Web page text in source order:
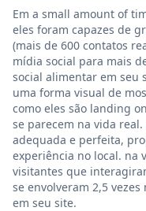
Em a small amount of
eles foram capazes de
(mais de 600 contatos
mídia social para mais
social alimentar em seu
uma forma visual de
como eles são landing
se parecem na vida
adequada e perfeita,
experiência no local. na
visitantes que
se envolveram 2,5
em seu site.